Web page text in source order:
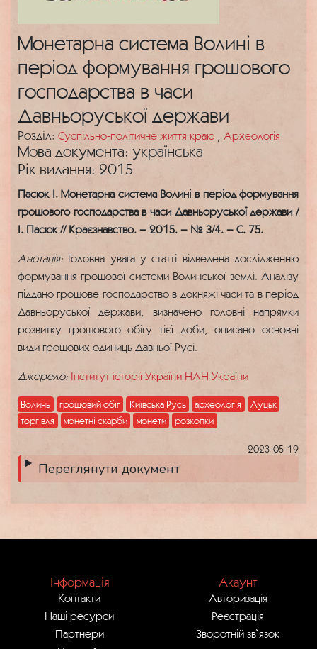
Монетарна система Волині в
період формування грошового
господарства в часи
Давньоруської держави
Розділ: Суспільно-політичне життя краю Археологія
Мова документа: українська
Рік видання: 2015
Пасюк І. Монетарна система Волині в період формування
грошового господарства в часи Давньоруської держави /
І. Пасюк // Краєзнавство. – 2015. – № 3/4. – С. 75.
Анотація: Головна увага у статті відведена дослідженню
формування грошової системи Волинської землі. Аналізу
піддано грошове господарство в докняжі часи та в період
Давньоруської держави, визначено головні напрямки
розвитку грошового обігу тієї доби, описано основні
види грошових одиниць Давньої Русі.
Джерело: Інститут історії України НАН України
Волинь грошовий обіг Київська Русь археологія
Луцьк
торгівля
монетні скарби монети розкопки
2023-05-19
Переглянути документ
Інформація
Контакти
Наші ресурси
Партнери
Акаунт
Авторизація
Реєстрація
Зворотній зв`язок